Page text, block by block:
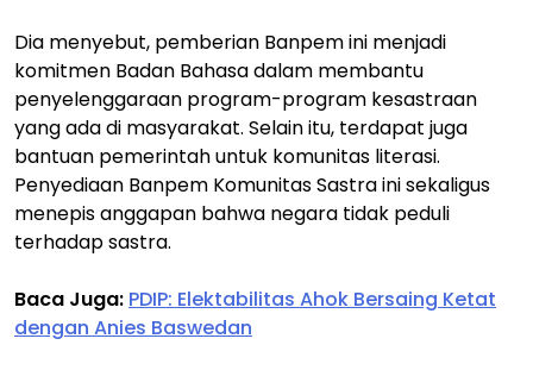
Dia menyebut, pemberian Banpem ini menjadi
komitmen Badan Bahasa dalam membantu
penyelenggaraan program-program kesastraan
yang ada di masyarakat. Selain itu, terdapat juga
bantuan pemerintah untuk komunitas literasi.
Penyediaan Banpem Komunitas Sastra ini sekaligus
menepis anggapan bahwa negara tidak peduli
terhadap sastra.
Baca Juga: PDIP: Elektabilitas Ahok Bersaing Ketat
dengan Anies Baswedan